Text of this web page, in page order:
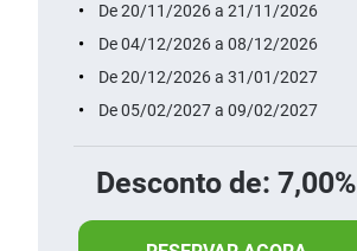
De 20/11/2026 a 21/11/2026
De 04/12/2026 a 08/12/2026
De 20/12/2026 a 31/01/2027
De 05/02/2027 a 09/02/2027
Desconto de: 7,00%